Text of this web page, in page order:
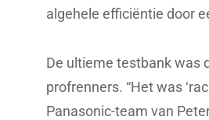
algehele efficiëntie door
De ultieme testbank was
profrenners. “Het was
Panasonic-team van